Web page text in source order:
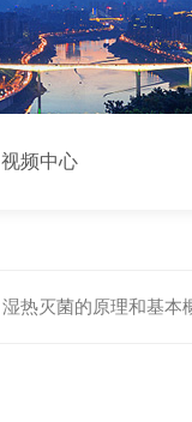
视频中心
湿热灭菌的原理和基本